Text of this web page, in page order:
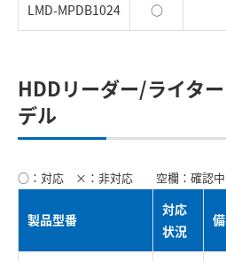
LMD-MPDB1024 ○
HDDリーダー/ライタ
デル
○：対応 ×：非対応 空欄：確認中
製品型番
対応
状況